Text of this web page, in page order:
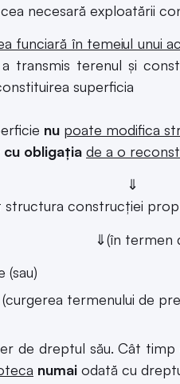
necesară exploatării
funciară în temeiul unui
transmis terenul și
superficia
nu poate modifica
obligația de a o
⇓
structura construcției
⇓(în termen de
(sau)
termenului de
de dreptul său. Cât timp
numai odată cu